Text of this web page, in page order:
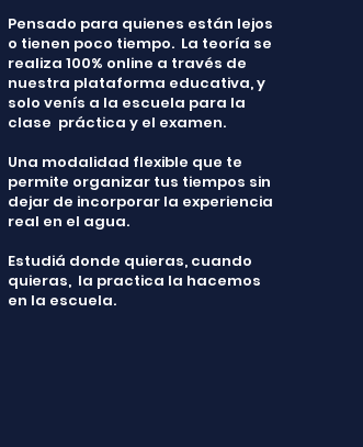
Pensado para quienes están lejos
o tienen poco tiempo. La teoría se
realiza 100% online a través de
nuestra plataforma educativa, y
solo venís a la escuela para la
clase práctica y el examen.
Una modalidad flexible que te
permite organizar tus tiempos sin
dejar de incorporar la experiencia
real en el agua.
Estudiá donde quieras, cuando
quieras, la practica la hacemos
en la escuela.